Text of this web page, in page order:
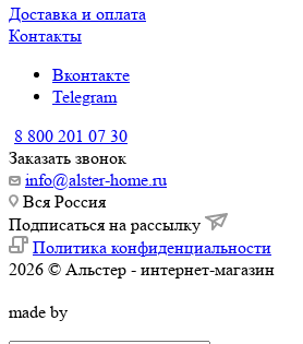
Доставка и оплата
Контакты
Вконтакте
Telegram
8 800 201 07 30
Заказать звонок
info@alster-home.ru
Вся Россия
Подписаться на рассылку
Политика конфиденциальности
2026 © Альстер - интернет-магазин
made by